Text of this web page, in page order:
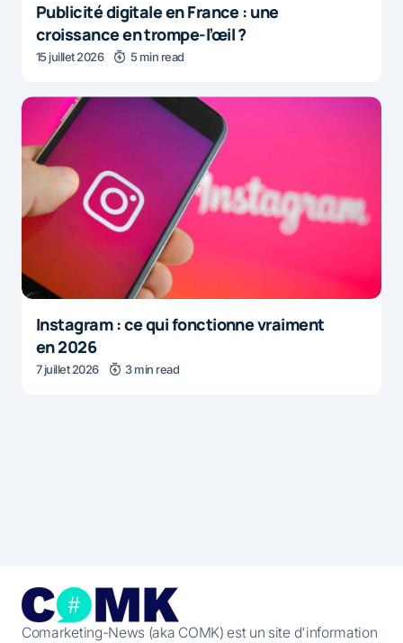
Publicité digitale en France : une
croissance en trompe-l’œil ?
15 juillet 2026 5 min read
Instagram : ce qui fonctionne vraiment
en 2026
7 juillet 2026 3 min read
Comarketing-News (aka COMK) est un site d'information